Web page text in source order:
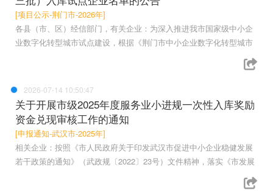
[项目公示-荆门市-2026年]
各县（市、区）经信部门，有关企业：为深入推进我市国家级中小企
业数字化转型城市试点建设，根据《荆门市中小企业数字化转型城市
2026-07-14 10:50:47
关于开展市级2025年度服务业小进规一次性入库奖励
资金兑现审核工作的通知
[申报通知-武汉市-2025年]
相关企业：按照《市人民政府关于印发武汉市促进中小企业稳健发展
若干政策的通知》（武政规〔2022〕23号）文件精神，落实《市发展